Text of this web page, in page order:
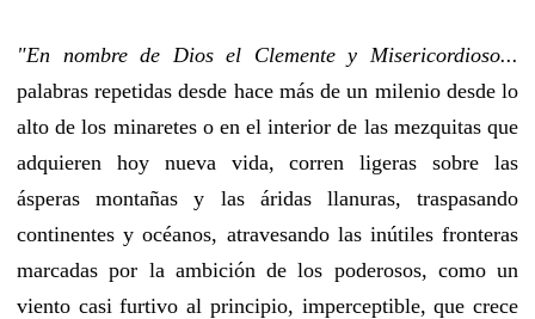
"En nombre de Dios el Clemente y Misericordioso...
palabras repetidas desde hace más de un milenio desde lo
alto de los minaretes o en el interior de las mezquitas que
adquieren hoy nueva vida, corren ligeras sobre las
ásperas montañas y las áridas llanuras, traspasando
continentes y océanos, atravesando las inútiles fronteras
marcadas por la ambición de los poderosos, como un
viento casi furtivo al principio, imperceptible, que crece